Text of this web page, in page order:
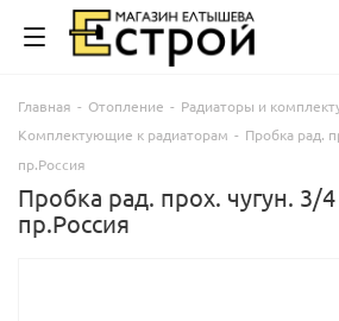
Главная - Отопление - Радиаторы и
Комплектующие к радиаторам - Пробка рад.
пр.Россия
Пробка рад. прох. чугун. 3/
пр.Россия